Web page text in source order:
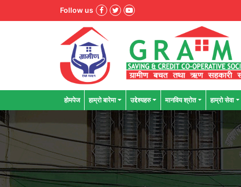
Follow us
होमपेज हाम्रो बारेमा उद्देश्यहरु मानविय श्राेत हाम्रो सेवा